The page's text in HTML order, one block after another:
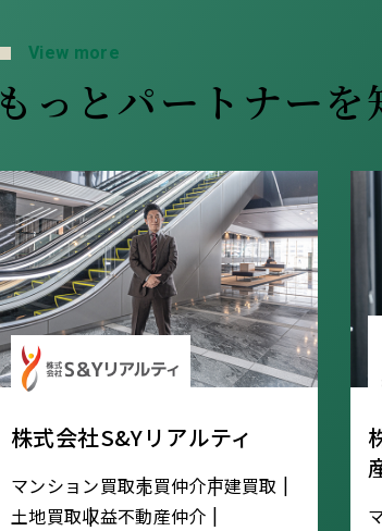
View more
もっとパートナーを
株式会社S&Yリアルティ
マンション買取売買仲介戸建買取
土地買取収益不動産仲介